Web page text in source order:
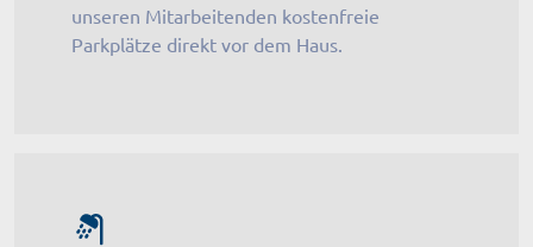
unseren Mitarbeitenden kostenfreie
Parkplätze direkt vor dem Haus.